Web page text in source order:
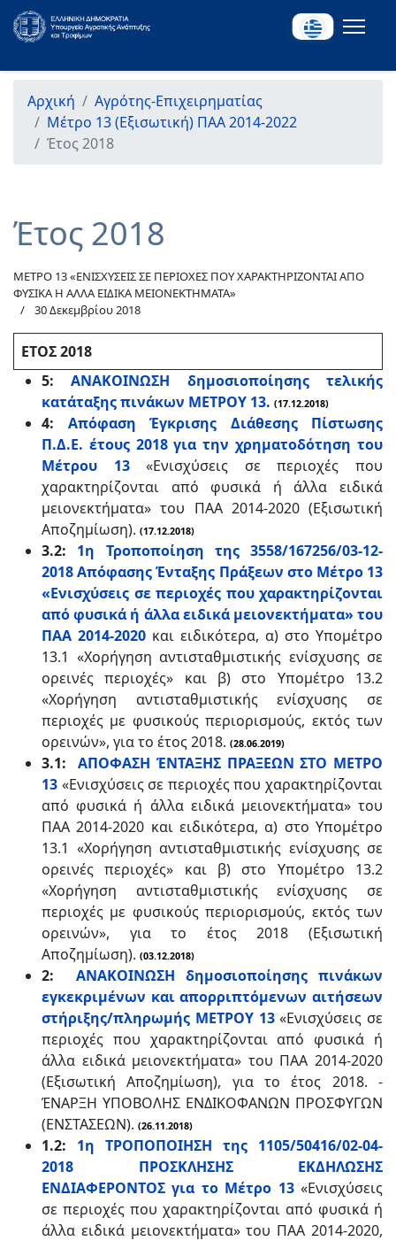
Αρχική
Αγρότης-Επιχειρηματίας
Μέτρο 13 (Εξισωτική) ΠΑΑ 2014-2022
Έτος 2018
Έτος 2018
ΜΕΤΡΟ 13 «ΕΝΙΣΧΥΣΕΙΣ ΣΕ ΠΕΡΙΟΧΕΣ ΠΟΥ ΧΑΡΑΚΤΗΡΙΖΟΝΤΑΙ ΑΠΟ
ΦΥΣΙΚΑ Η ΑΛΛΑ ΕΙΔΙΚΑ ΜΕΙΟΝΕΚΤΗΜΑΤΑ»
30 Δεκεμβρίου 2018
ΕΤΟΣ 2018
5:
ΑΝΑΚΟΙΝΩΣΗ δημοσιοποίησης τελικής
κατάταξης πινάκων ΜΕΤΡΟΥ 13. (17.12.2018)
4:
Απόφαση Έγκρισης Διάθεσης Πίστωσης
Π.Δ.Ε. έτους 2018 για την χρηματοδότηση του
Μέτρου 13«Ενισχύσεις σε περιοχές που
χαρακτηρίζονται από φυσικά ή άλλα ειδικά
μειονεκτήματα» του ΠΑΑ 2014-2020(Εξισωτική
Αποζημίωση). (17.12.2018)
3.2: 1η Τροποποίηση της 3558/167256/03-12-
2018 Απόφασης Ένταξης Πράξεων στο Μέτρο 13
«Ενισχύσεις σε περιοχές που χαρακτηρίζονται
από φυσικά ή άλλα ειδικά μειονεκτήματα» του
ΠΑΑ 2014-2020 και ειδικότερα, α) στο Υπομέτρο
13.1 «Χορήγηση αντισταθμιστικής ενίσχυσης σε
ορεινές περιοχές» και β) στο Υπομέτρο 13.2
«Χορήγηση αντισταθμιστικής ενίσχυσης σε
περιοχές με φυσικούς περιορισμούς, εκτός των
ορεινών», για το έτος 2018. (28.06.2019)
3.1:
ΑΠΟΦΑΣΗ ΈΝΤΑΞΗΣ ΠΡΑΞΕΩΝ ΣΤΟ ΜΕΤΡΟ
13 «Ενισχύσεις σε περιοχές που χαρακτηρίζονται
από φυσικά ή άλλα ειδικά μειονεκτήματα» του
ΠΑΑ 2014-2020 και ειδικότερα, α) στο Υπομέτρο
13.1 «Χορήγηση αντισταθμιστικής ενίσχυσης σε
ορεινές περιοχές» και β) στο Υπομέτρο 13.2
«Χορήγηση αντισταθμιστικής ενίσχυσης σε
περιοχές με φυσικούς περιορισμούς, εκτός των
ορεινών», για το έτος 2018 (Εξισωτική
Αποζημίωση). (03.12.2018)
2:
ΑΝΑΚΟΙΝΩΣΗ δημοσιοποίησης πινάκων
εγκεκριμένων και απορριπτόμενων αιτήσεων
στήριξης/πληρωμής ΜΕΤΡΟΥ 13«Ενισχύσεις σε
περιοχές που χαρακτηρίζονται από φυσικά ή
άλλα ειδικά μειονεκτήματα» του ΠΑΑ 2014-2020
(Εξισωτική Αποζημίωση), για το έτος 2018. -
ΈΝΑΡΞΗ ΥΠΟΒΟΛΗΣ ΕΝΔΙΚΟΦΑΝΩΝ ΠΡΟΣΦΥΓΩΝ
(ΕΝΣΤΑΣΕΩΝ). (26.11.2018)
1.2: 1η ΤΡΟΠΟΠΟΙΗΣΗ της 1105/50416/02-04-
2018 ΠΡΟΣΚΛΗΣΗΣ ΕΚΔΗΛΩΣΗΣ
ΕΝΔΙΑΦΕΡΟΝΤΟΣ για το Μέτρο 13 «Ενισχύσεις
σε περιοχές που χαρακτηρίζονται από φυσικά ή
άλλα ειδικά μειονεκτήματα» του ΠΑΑ 2014-2020,